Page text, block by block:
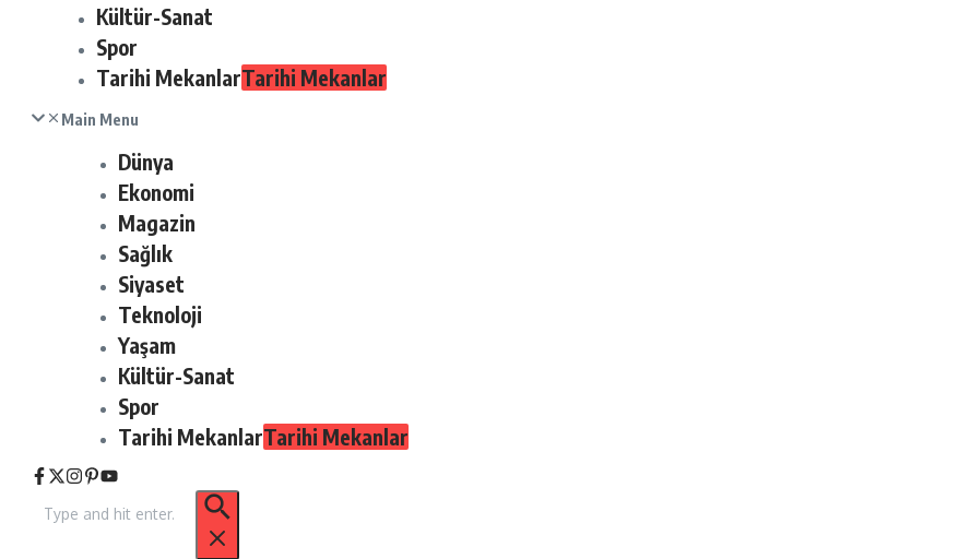
Kültür-Sanat
Spor
Tarihi MekanlarTarihi Mekanlar
Main Menu
Dünya
Ekonomi
Magazin
Sağlık
Siyaset
Teknoloji
Yaşam
Kültür-Sanat
Spor
Tarihi MekanlarTarihi Mekanlar